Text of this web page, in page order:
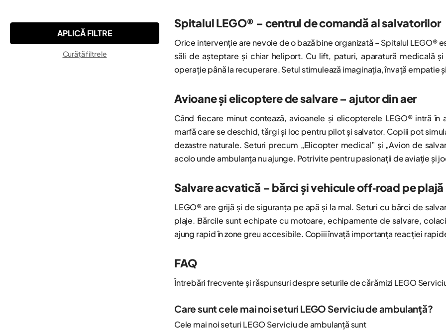
Spitalul LEGO® – centrul de comandă al salvatorilor
Orice intervenție are nevoie de o bază bine organizată – Spitalul
săli de așteptare și chiar heliport. Cu lift, paturi, aparatură medicală
operație până la recuperare. Setul stimulează imaginația, învață empatie
Avioane și elicoptere de salvare – ajutor din aer
Când fiecare minut contează, avioanele și elicopterele LEGO® intră
marfă care se deschid, tărgi și loc pentru pilot și salvator. Copiii pot
dezastre naturale. Seturi precum „Elicopter medical” și „Avion de
acolo unde ambulanța nu ajunge. Potrivite pentru pasionații de aviație și
Salvare acvatică – bărci și vehicule off‑road pe plajă
LEGO® are grijă și de siguranța pe apă și la mal. Seturi cu bărci de
plaje. Bărcile sunt echipate cu motoare, echipamente de salvare,
ajung rapid în zone greu accesibile. Copiii învață importanța reacției
FAQ
Întrebări frecvente și răspunsuri despre seturile de cărămizi LEGO
Care sunt cele mai noi seturi LEGO Serviciu de ambulanță?
Cele mai noi seturi LEGO Serviciu de ambulanță sunt
Pokemon™
Sonic the Hedgehog™
Speed Champions
Curăță filtrele